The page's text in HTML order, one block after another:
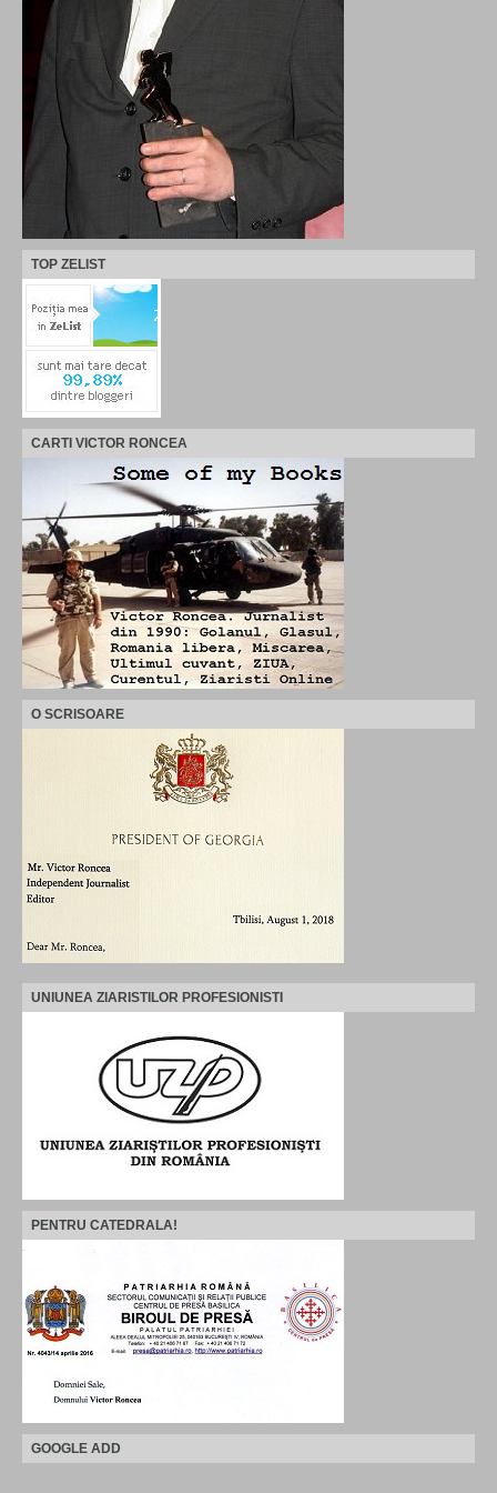
TOP ZELIST
CARTI VICTOR RONCEA
O SCRISOARE
UNIUNEA ZIARISTILOR PROFESIONISTI
PENTRU CATEDRALA!
GOOGLE ADD